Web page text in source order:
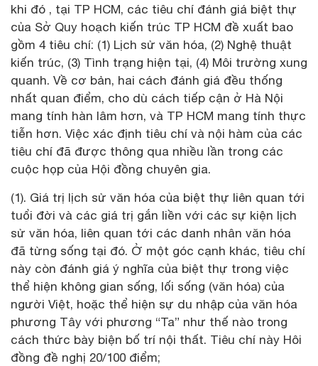
khi đó , tại TP HCM, các tiêu chí đánh giá biệt thự
của Sở Quy hoạch kiến trúc TP HCM đề xuất bao
gồm 4 tiêu chí: (1) Lịch sử văn hóa, (2) Nghệ thuật
kiến trúc, (3) Tình trạng hiện tại, (4) Môi trường xung
quanh. Về cơ bản, hai cách đánh giá đều thống
nhất quan điểm, cho dù cách tiếp cận ở Hà Nội
mang tính hàn lâm hơn, và TP HCM mang tính thực
tiễn hơn. Việc xác định tiêu chí và nội hàm của các
tiêu chí đã được thông qua nhiều lần trong các
cuộc họp của Hội đồng chuyên gia.
(1). Giá trị lịch sử văn hóa của biệt thự liên quan tới
tuổi đời và các giá trị gắn liền với các sự kiện lịch
sử văn hóa, liên quan tới các danh nhân văn hóa
đã từng sống tại đó. Ở một góc cạnh khác, tiêu chí
này còn đánh giá ý nghĩa của biệt thự trong việc
thể hiện không gian sống, lối sống (văn hóa) của
người Việt, hoặc thể hiện sự du nhập của văn hóa
phương Tây với phương “Ta” như thế nào trong
cách thức bày biện bố trí nội thất. Tiêu chí này Hôi
đồng đề nghị 20/100 điểm;